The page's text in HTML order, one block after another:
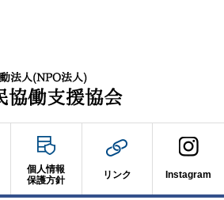
個人情報
保護方針
リンク Instagram